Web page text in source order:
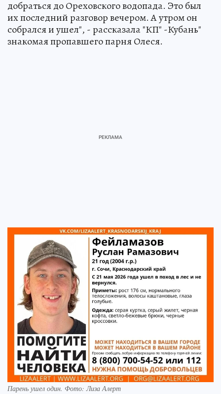
добраться до Ореховского водопада. Это был
их последний разговор вечером. А утром он
собрался и ушел", - рассказала "КП" -Кубань"
знакомая пропавшего парня Олеся.
Парень ушел один. Фото: Лиза Алерт